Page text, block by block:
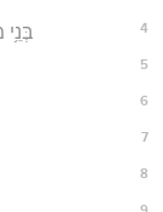
4 בְּנֵ֥י
5
6
7
8
9